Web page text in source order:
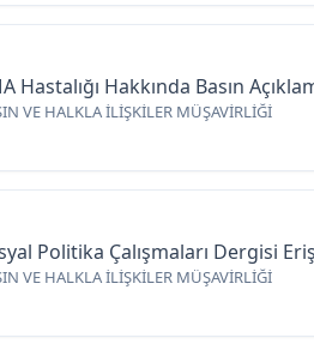
Hastalığı Hakkında Basın
VE HALKLA İLİŞKİLER MÜŞAVİRLİĞİ
Politika Çalışmaları Dergisi
VE HALKLA İLİŞKİLER MÜŞAVİRLİĞİ